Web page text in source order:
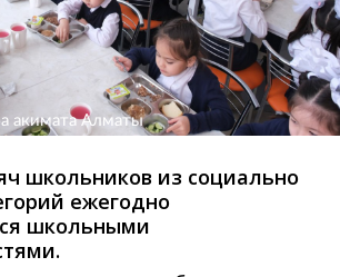
акимата Алматы
школьников из социально
ежегодно
школьными